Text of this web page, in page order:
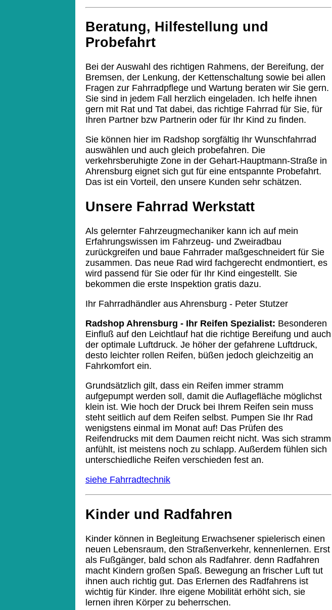
Beratung, Hilfestellung und
Probefahrt
Bei der Auswahl des richtigen Rahmens, der Bereifung, der
Bremsen, der Lenkung, der Kettenschaltung sowie bei allen
Fragen zur Fahrradpflege und Wartung beraten wir Sie gern.
Sie sind in jedem Fall herzlich eingeladen. Ich helfe ihnen
gern mit Rat und Tat dabei, das richtige Fahrrad für Sie, für
Ihren Partner bzw Partnerin oder für Ihr Kind zu finden.
Sie können hier im Radshop sorgfältig Ihr Wunschfahrrad
auswählen und auch gleich probefahren. Die
verkehrsberuhigte Zone in der Gehart-Hauptmann-Straße in
Ahrensburg eignet sich gut für eine entspannte Probefahrt.
Das ist ein Vorteil, den unsere Kunden sehr schätzen.
Unsere Fahrrad Werkstatt
Als gelernter Fahrzeugmechaniker kann ich auf mein
Erfahrungswissen im Fahrzeug- und Zweiradbau
zurückgreifen und baue Fahrrader maßgeschneidert für Sie
zusammen. Das neue Rad wird fachgerecht endmontiert, es
wird passend für Sie oder für Ihr Kind eingestellt. Sie
bekommen die erste Inspektion gratis dazu.
Ihr Fahrradhändler aus Ahrensburg - Peter Stutzer
Radshop Ahrensburg - Ihr Reifen Spezialist: Besonderen
Einfluß auf den Leichtlauf hat die richtige Bereifung und auch
der optimale Luftdruck. Je höher der gefahrene Luftdruck,
desto leichter rollen Reifen, büßen jedoch gleichzeitig an
Fahrkomfort ein.
Grundsätzlich gilt, dass ein Reifen immer stramm
aufgepumpt werden soll, damit die Auflagefläche möglichst
klein ist. Wie hoch der Druck bei Ihrem Reifen sein muss
steht seitlich auf dem Reifen selbst. Pumpen Sie Ihr Rad
wenigstens einmal im Monat auf! Das Prüfen des
Reifendrucks mit dem Daumen reicht nicht. Was sich stramm
anfühlt, ist meistens noch zu schlapp. Außerdem fühlen sich
unterschiedliche Reifen verschieden fest an.
siehe Fahrradtechnik
Kinder und Radfahren
Kinder können in Begleitung Erwachsener spielerisch einen
neuen Lebensraum, den Straßenverkehr, kennenlernen. Erst
als Fußgänger, bald schon als Radfahrer. denn Radfahren
macht Kindern großen Spaß. Bewegung an frischer Luft tut
ihnen auch richtig gut. Das Erlernen des Radfahrens ist
wichtig für Kinder. Ihre eigene Mobilität erhöht sich, sie
lernen ihren Körper zu beherrschen.